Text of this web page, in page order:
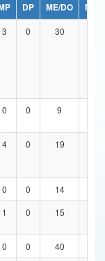
DP ME/DO
MP/
3 0 30
0 0 9
4 0 19
0 0 14
1 0 15
0 0 40